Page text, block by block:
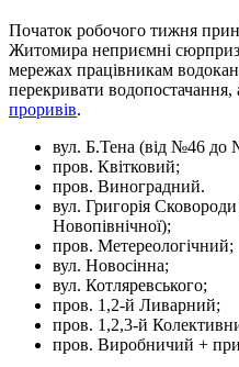
Початок робочого тижня
Житомира неприємні
мережах працівникам
перекривати водопостачання,
проривів.
вул. Б.Тена (від №46 до
пров. Квітковий;
пров. Виноградний.
вул. Григорія
Новопівнічної);
пров. Метереологічний;
вул. Новосінна;
вул. Котляревського;
пров. 1,2-й Ливарний;
пров. 1,2,3-й
пров. Виробничий +